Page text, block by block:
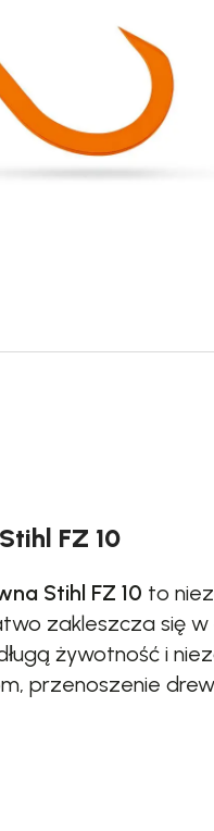
FZ 10
Stihl FZ 10 to
zakleszcza się
żywotność i
przenoszenie